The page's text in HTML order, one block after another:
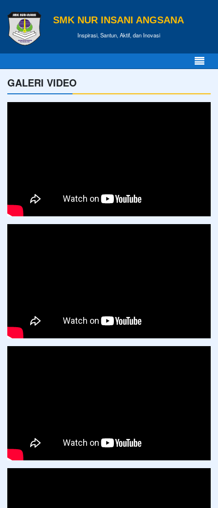
SMK NUR INSANI ANGSANA
Inspirasi, Santun, Aktif, dan Inovasi
GALERI VIDEO